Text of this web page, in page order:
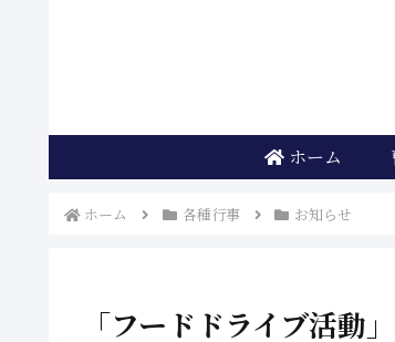
ホーム
ホーム 各種行事 お知らせ
「フードドライブ活動